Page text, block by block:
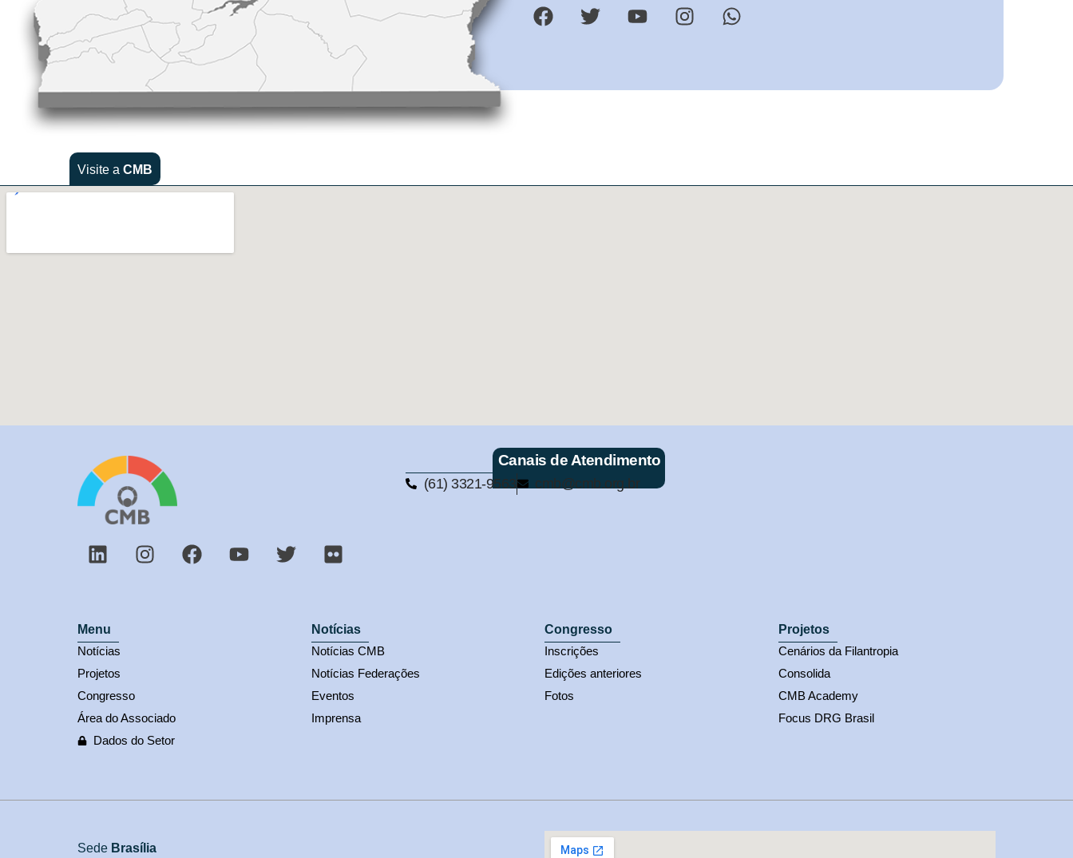
Visite a CMB
Canais de Atendimento
(61) 3321-9563 cmb@cmb.org.br
Menu
Notícias
Projetos
Congresso
Área do Associado
Dados do Setor
Notícias
Notícias CMB
Notícias Federações
Eventos
Imprensa
Congresso
Inscrições
Edições anteriores
Fotos
Projetos
Cenários da Filantropia
Consolida
CMB Academy
Focus DRG Brasil
Sede Brasília